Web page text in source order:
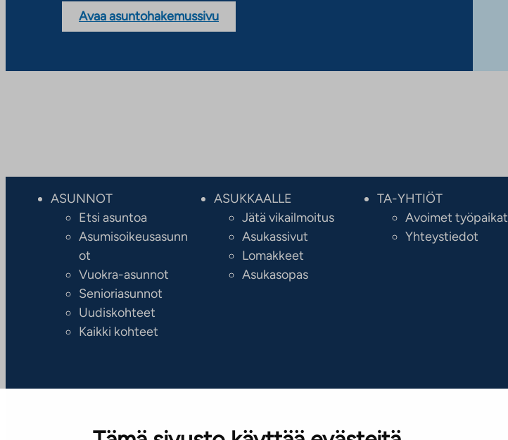
Avaa asuntohakemussivu
ASUNNOT
Etsi asuntoa
Asumisoikeusasunn
ot
Vuokra-asunnot
Senioriasunnot
Uudiskohteet
Kaikki kohteet
ASUKKAALLE
Jätä vikailmoitus
Asukassivut
Lomakkeet
Asukasopas
TA-YHTIÖT
Avoimet työpaikat
Yhteystiedot